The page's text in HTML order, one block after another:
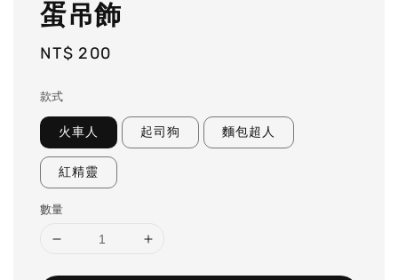
蛋吊飾
Regular
NT$ 200
款式
火車人 起司狗 麵包超人
紅精靈
數量